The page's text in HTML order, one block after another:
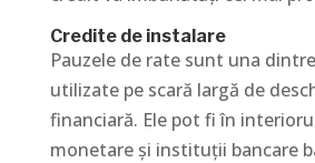
Credite de instalare
Pauzele de rate sunt una
utilizate pe scară largă de
financiară. Ele pot fi în
monetare și instituții bancare